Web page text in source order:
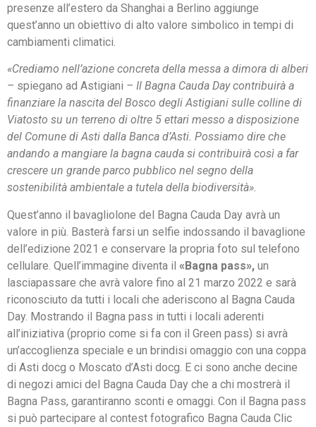
presenze all’estero da Shanghai a Berlino aggiunge
quest’anno un obiettivo di alto valore simbolico in tempi di
cambiamenti climatici.
«Crediamo nell’azione concreta della messa a dimora di alberi
– spiegano ad Astigiani – Il Bagna Cauda Day contribuirà a
finanziare la nascita del Bosco degli Astigiani sulle colline di
Viatosto su un terreno di oltre 5 ettari messo a disposizione
del Comune di Asti dalla Banca d’Asti. Possiamo dire che
andando a mangiare la bagna cauda si contribuirà così a far
crescere un grande parco pubblico nel segno della
sostenibilità ambientale a tutela della biodiversità».
Quest’anno il bavagliolone del Bagna Cauda Day avrà un
valore in più. Basterà farsi un selfie indossando il bavaglione
dell’edizione 2021 e conservare la propria foto sul telefono
cellulare. Quell’immagine diventa il «Bagna pass», un
lasciapassare che avrà valore fino al 21 marzo 2022 e sarà
riconosciuto da tutti i locali che aderiscono al Bagna Cauda
Day. Mostrando il Bagna pass in tutti i locali aderenti
all’iniziativa (proprio come si fa con il Green pass) si avrà
un’accoglienza speciale e un brindisi omaggio con una coppa
di Asti docg o Moscato d’Asti docg. E ci sono anche decine
di negozi amici del Bagna Cauda Day che a chi mostrerà il
Bagna Pass, garantiranno sconti e omaggi. Con il Bagna pass
si può partecipare al contest fotografico Bagna Cauda Clic